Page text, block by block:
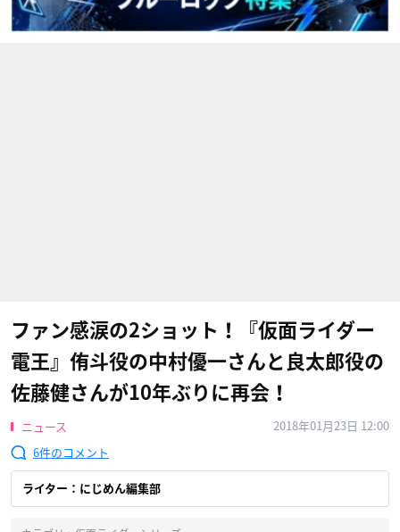
ファン感涙の2ショット！『仮面ライダー
電王』侑斗役の中村優一さんと良太郎役の
佐藤健さんが10年ぶりに再会！
ニュース
2018年01月23日 12:00
6
ライター：にじめん編集部